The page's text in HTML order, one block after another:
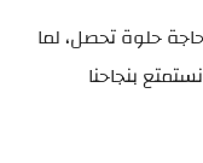
حلوة تحصل، لما
بنجاحنا